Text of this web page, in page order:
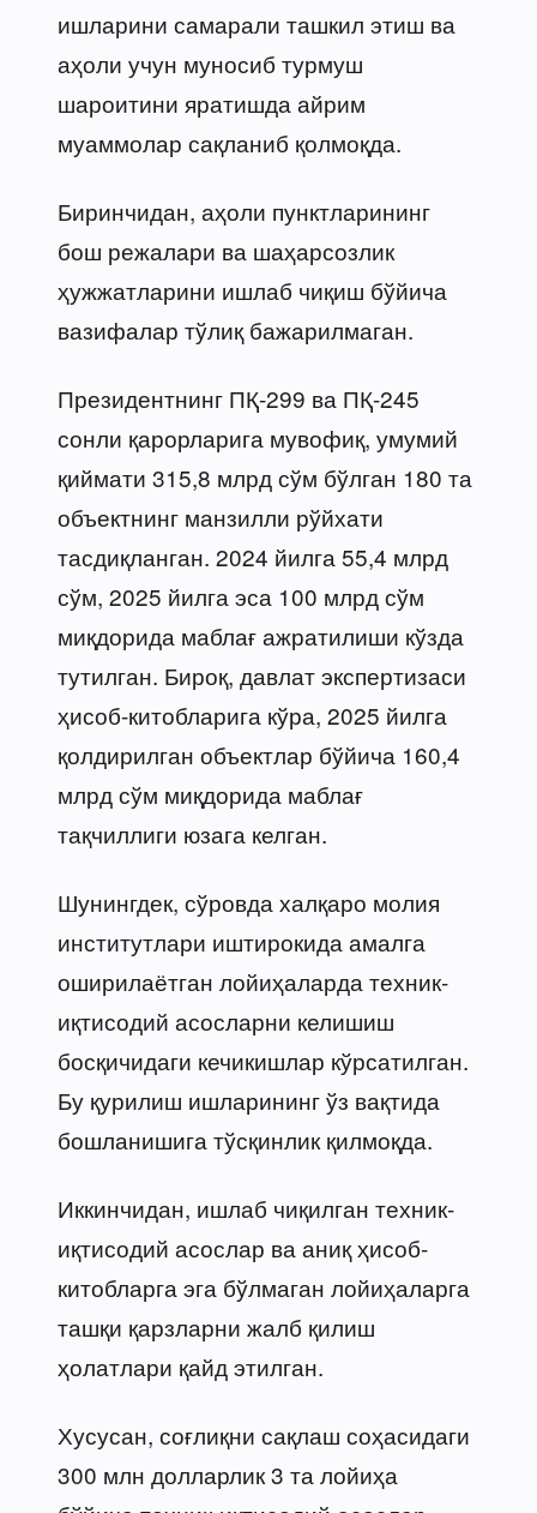
ишларини самарали ташкил этиш ва
аҳоли учун муносиб турмуш
шароитини яратишда айрим
муаммолар сақланиб қолмоқда.
Биринчидан, аҳоли пунктларининг
бош режалари ва шаҳарсозлик
ҳужжатларини ишлаб чиқиш бўйича
вазифалар тўлиқ бажарилмаган.
Президентнинг ПҚ-299 ва ПҚ-245
сонли қарорларига мувофиқ, умумий
қиймати 315,8 млрд сўм бўлган 180 та
объектнинг манзилли рўйхати
тасдиқланган. 2024 йилга 55,4 млрд
сўм, 2025 йилга эса 100 млрд сўм
миқдорида маблағ ажратилиши кўзда
тутилган. Бироқ, давлат экспертизаси
ҳисоб-китобларига кўра, 2025 йилга
қолдирилган объектлар бўйича 160,4
млрд сўм миқдорида маблағ
тақчиллиги юзага келган.
Шунингдек, сўровда халқаро молия
институтлари иштирокида амалга
оширилаётган лойиҳаларда техник-
иқтисодий асосларни келишиш
босқичидаги кечикишлар кўрсатилган.
Бу қурилиш ишларининг ўз вақтида
бошланишига тўсқинлик қилмоқда.
Иккинчидан, ишлаб чиқилган техник-
иқтисодий асослар ва аниқ ҳисоб-
китобларга эга бўлмаган лойиҳаларга
ташқи қарзларни жалб қилиш
ҳолатлари қайд этилган.
Хусусан, соғлиқни сақлаш соҳасидаги
300 млн долларлик 3 та лойиҳа